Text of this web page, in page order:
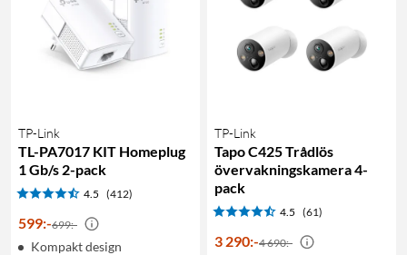
TP-Link
TL-PA7017 KIT Homeplug
1 Gb/s 2-pack
4.5 (412)
599:-699:-
Kompakt design
TP-Link
Tapo C425 Trådlös
övervakningskamera 4-
pack
4.5 (61)
3 290:-4 690:-